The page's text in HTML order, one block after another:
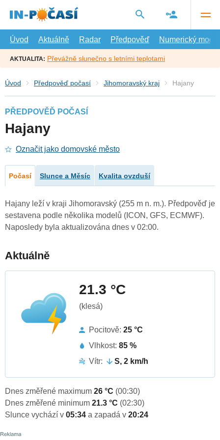
hlavní
Úvod
Aktuálně Radar Předpověď Numerický model
AKTUALITA: Převážně slunečno s letními teplotami
Úvod Předpověď počasí Jihomoravský kraj Hajany
PŘEDPOVĚĎ POČASÍ
Hajany
Označit jako domovské město
Počasí Slunce a Měsíc Kvalita ovzduší
Hajany leží v kraji Jihomoravský (255 m n. m.). Předpověď je
sestavena podle několika modelů (ICON, GFS, ECMWF).
Naposledy byla aktualizována dnes v 02:00.
Aktuálně
21.3 °C
(klesá)
Pocitově: 25 °C
Vlhkost: 85 %
Vítr:
S, 2 km/h
Dnes změřené maximum 26 °C (00:30)
Dnes změřené minimum 21.3 °C (02:30)
Slunce vychází v 05:34 a zapadá v 20:24